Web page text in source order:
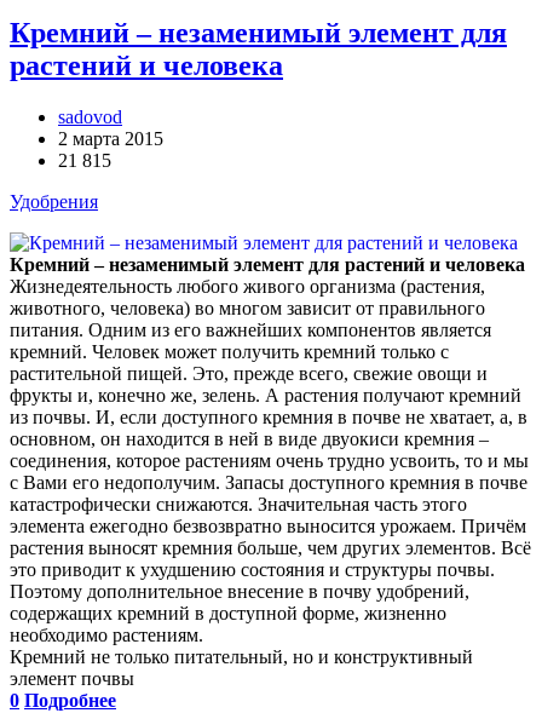
Кремний – незаменимый элемент для
растений и человека
sadovod
2 марта 2015
21 815
Удобрения
Кремний – незаменимый элемент для растений и человека
Жизнедеятельность любого живого организма (растения,
животного, человека) во многом зависит от правильного
питания. Одним из его важнейших компонентов является
кремний. Человек может получить кремний только с
растительной пищей. Это, прежде всего, свежие овощи и
фрукты и, конечно же, зелень. А растения получают кремний
из почвы. И, если доступного кремния в почве не хватает, а, в
основном, он находится в ней в виде двуокиси кремния –
соединения, которое растениям очень трудно усвоить, то и мы
с Вами его недополучим. Запасы доступного кремния в почве
катастрофически снижаются. Значительная часть этого
элемента ежегодно безвозвратно выносится урожаем. Причём
растения выносят кремния больше, чем других элементов. Всё
это приводит к ухудшению состояния и структуры почвы.
Поэтому дополнительное внесение в почву удобрений,
содержащих кремний в доступной форме, жизненно
необходимо растениям.
Кремний не только питательный, но и конструктивный
элемент почвы
0 Подробнее